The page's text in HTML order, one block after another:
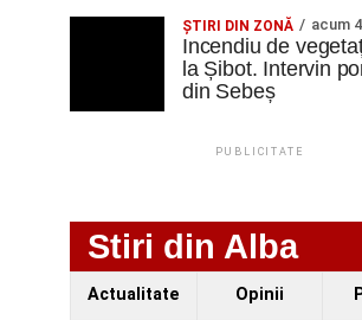
ŞTIRI DIN ZONĂ acum
Incendiu de
la Șibot. Intervin
din Sebeș
PUBLICITATE
Stiri din Alba
Actualitate Opinii